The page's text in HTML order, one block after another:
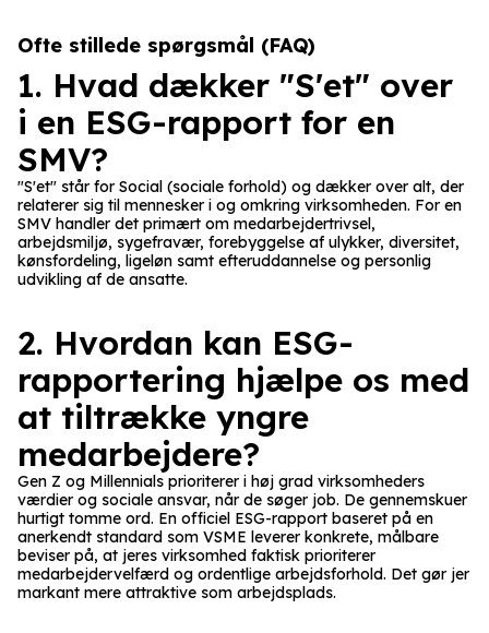
Ofte stillede spørgsmål (FAQ)
1. Hvad dækker "S'et" over
i en ESG-rapport for en
SMV?
"S'et" står for Social (sociale forhold) og dækker over alt, der
relaterer sig til mennesker i og omkring virksomheden. For en
SMV handler det primært om medarbejdertrivsel,
arbejdsmiljø, sygefravær, forebyggelse af ulykker, diversitet,
kønsfordeling, ligeløn samt efteruddannelse og personlig
udvikling af de ansatte.
2. Hvordan kan ESG-
rapportering hjælpe os med
at tiltrække yngre
medarbejdere?
Gen Z og Millennials prioriterer i høj grad virksomheders
værdier og sociale ansvar, når de søger job. De gennemskuer
hurtigt tomme ord. En officiel ESG-rapport baseret på en
anerkendt standard som VSME leverer konkrete, målbare
beviser på, at jeres virksomhed faktisk prioriterer
medarbejdervelfærd og ordentlige arbejdsforhold. Det gør jer
markant mere attraktive som arbejdsplads.